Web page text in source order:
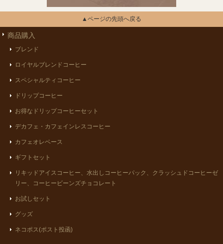
▲ページの先頭へ戻る
商品購入
ブレンド
ロイヤルブレンドコーヒー
スペシャルティコーヒー
ドリップコーヒー
お得なドリップコーヒーセット
デカフェ・カフェインレスコーヒー
カフェオレベース
ギフトセット
リキッドアイスコーヒー、水出しコーヒーパック、クラッシュドコーヒーゼ
リー、コーヒービーンズチョコレート
お試しセット
グッズ
ネコポス(ポスト投函)